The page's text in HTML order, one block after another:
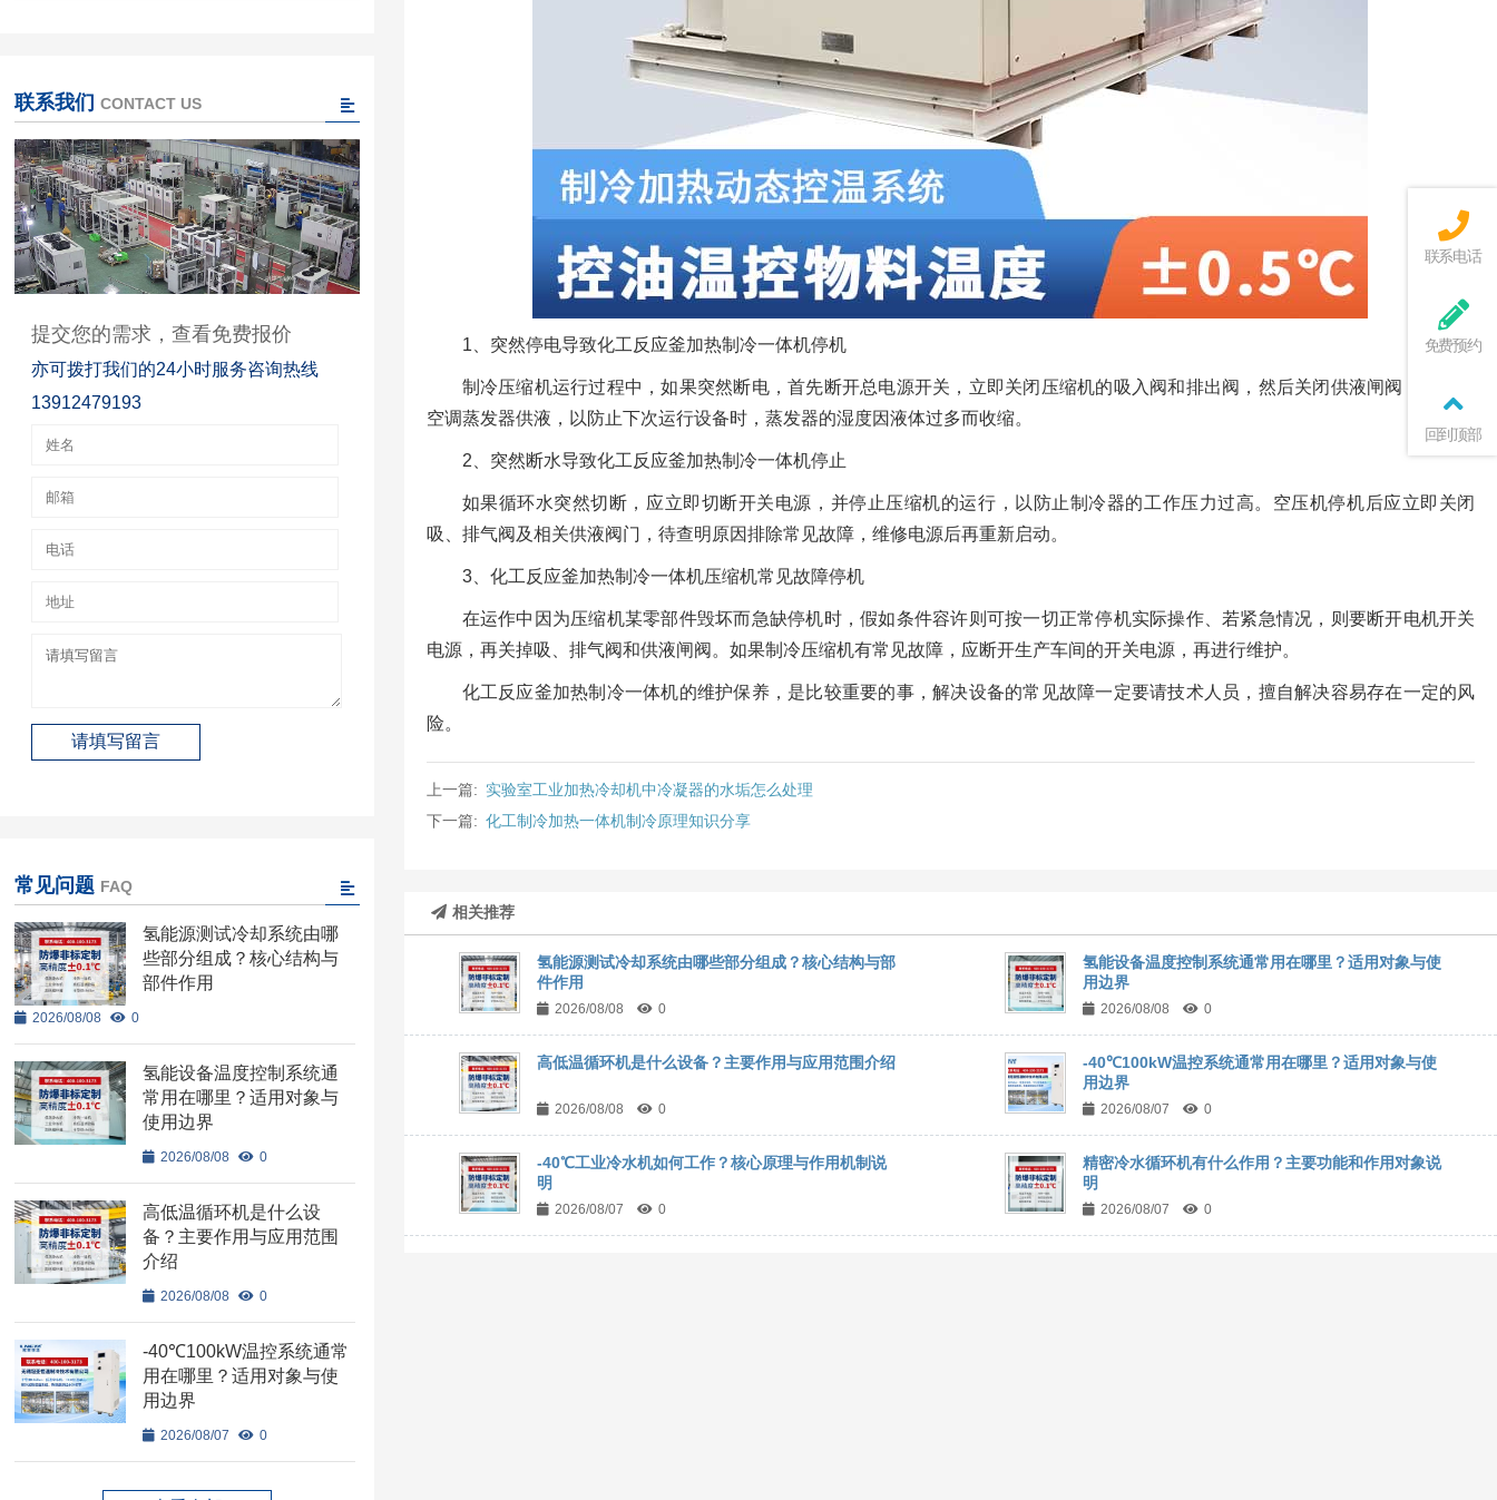
1、突然停电导致化工反应釜加热制冷一体机停机
制冷压缩机运行过程中，如果突然断电，首先断开总电源开关，立即关闭压缩机的吸入阀和排出阀，然后关闭供液闸阀，停止向
空调蒸发器供液，以防止下次运行设备时，蒸发器的湿度因液体过多而收缩。
2、突然断水导致化工反应釜加热制冷一体机停止
如果循环水突然切断，应立即切断开关电源，并停止压缩机的运行，以防止制冷器的工作压力过高。空压机停机后应立即关闭
吸、排气阀及相关供液阀门，待查明原因排除常见故障，维修电源后再重新启动。
3、化工反应釜加热制冷一体机压缩机常见故障停机
在运作中因为压缩机某零部件毁坏而急缺停机时，假如条件容许则可按一切正常停机实际操作、若紧急情况，则要断开电机开关
电源，再关掉吸、排气阀和供液闸阀。如果制冷压缩机有常见故障，应断开生产车间的开关电源，再进行维护。
化工反应釜加热制冷一体机的维护保养，是比较重要的事，解决设备的常见故障一定要请技术人员，擅自解决容易存在一定的风
险。
上一篇: 实验室工业加热冷却机中冷凝器的水垢怎么处理
下一篇: 化工制冷加热一体机制冷原理知识分享
相关推荐
氢能源测试冷却系统由哪些部分组成？核心结构与部
件作用
2026/08/08 0
氢能设备温度控制系统通常用在哪里？适用对象与使
用边界
2026/08/08 0
高低温循环机是什么设备？主要作用与应用范围介绍
2026/08/08 0
-40℃100kW温控系统通常用在哪里？适用对象与使
用边界
2026/08/07 0
-40℃工业冷水机如何工作？核心原理与作用机制说
明
2026/08/07 0
精密冷水循环机有什么作用？主要功能和作用对象说
明
2026/08/07 0
联系我们 CONTACT US
提交您的需求，查看免费报价
亦可拨打我们的24小时服务咨询热线
13912479193
常见问题 FAQ
氢能源测试冷却系统由哪
些部分组成？核心结构与
部件作用
2026/08/08 0
氢能设备温度控制系统通
常用在哪里？适用对象与
使用边界
2026/08/08 0
高低温循环机是什么设
备？主要作用与应用范围
介绍
2026/08/08 0
-40℃100kW温控系统通常
用在哪里？适用对象与使
用边界
2026/08/07 0
联系电话
免费预约
回到顶部